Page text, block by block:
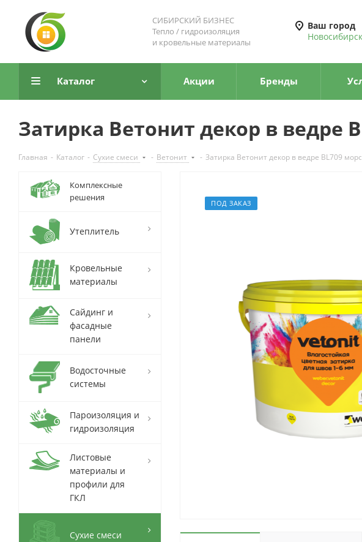
СИБИРСКИЙ БИЗНЕС
Тепло / гидроизоляция
и кровельные материалы
Ваш город
Новосибирск
Каталог Акции Бренды
Затирка Ветонит декор в ведре
Главная - Каталог - Сухие смеси - Ветонит - Затирка Ветонит декор в ведре BL709
ПОД ЗАКАЗ
Комплексные
решения
Утеплитель
Кровельные
материалы
Сайдинг и
фасадные
панели
Водосточные
системы
Пароизоляция и
гидроизоляция
Листовые
материалы и
профили для
ГКЛ
Сухие смеси